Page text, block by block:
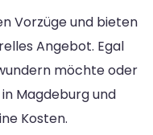
Vorzüge und bieten
Angebot. Egal
möchte oder
Magdeburg und
Kosten.